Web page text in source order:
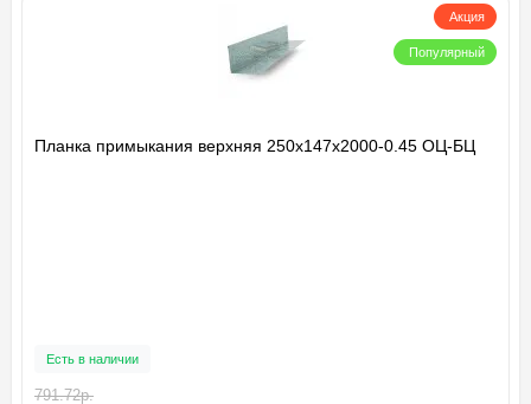
Акция
Популярный
Планка примыкания верхняя 250х147х2000-0.45 ОЦ-БЦ
Есть в наличии
791.72р.